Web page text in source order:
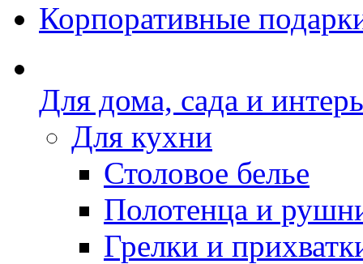
Корпоративные
Для дома, сада и
Для кухни
Столовое белье
Полотенца и
Грелки и